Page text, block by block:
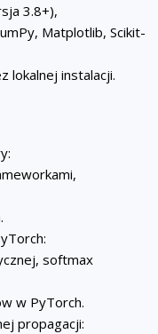
3.8+),
Matplotlib, Scikit-
lokalnej instalacji.
softmax
w PyTorch.
propagacji: